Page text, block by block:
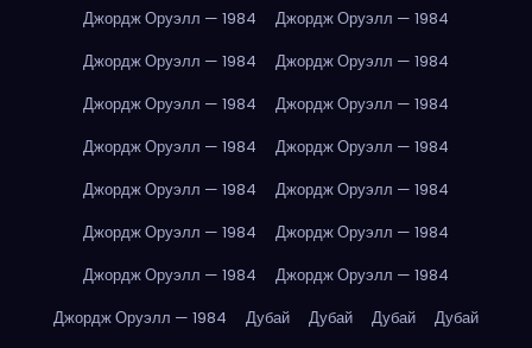
Джордж Оруэлл — 1984
Джордж Оруэлл — 1984
Джордж Оруэлл — 1984
Джордж Оруэлл — 1984
Джордж Оруэлл — 1984
Джордж Оруэлл — 1984
Джордж Оруэлл — 1984
Джордж Оруэлл — 1984
Джордж Оруэлл — 1984
Джордж Оруэлл — 1984
Джордж Оруэлл — 1984
Джордж Оруэлл — 1984
Джордж Оруэлл — 1984
Джордж Оруэлл — 1984
Джордж Оруэлл — 1984
Дубай Дубай Дубай
Дубай